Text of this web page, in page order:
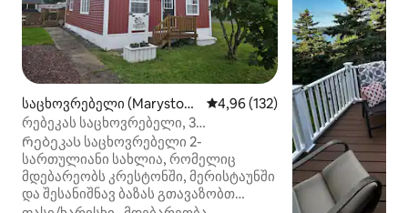
საცხოვრებელი (Marystow
n)
საშუალო შეფასებაა 5‑დან
4,96 (132)
რებეკას საცხოვრებელი, 3
საძინებლიანი და 2 სააბაზანო სახლი
მერისტაუნში
Რებეკას საცხოვრებელი 2-
სართულიანი სახლია, რომელიც
მდებარეობს კრესტონში, მერისტაუნში
და შესანიშნავ ბაზას გთავაზობთ